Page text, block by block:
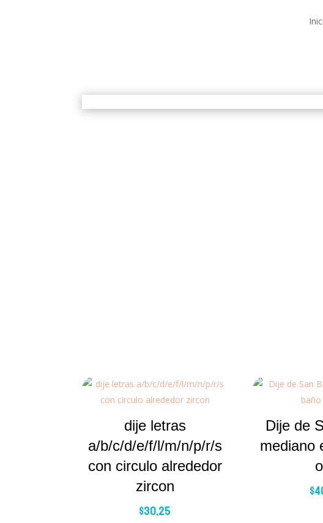
dije letras
a/b/c/d/e/f/l/m/n/p/r/s
con circulo alrededor
zircon
$30,25
Dije de
mediano
$